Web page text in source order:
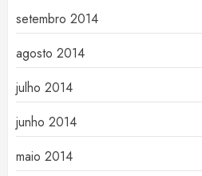
setembro 2014
agosto 2014
julho 2014
junho 2014
maio 2014